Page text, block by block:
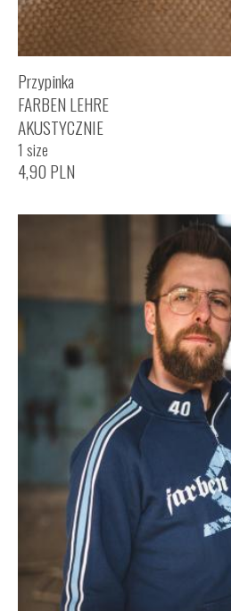
Przypinka
FARBEN LEHRE
AKUSTYCZNIE
1 size
4,90 PLN